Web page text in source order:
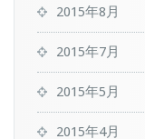
2015年8月
2015年7月
2015年5月
2015年4月